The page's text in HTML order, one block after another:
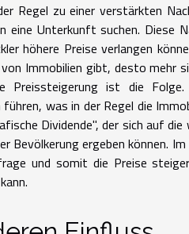
Regel zu einer verstärkten
eine Unterkunft suchen. Diese
höhere Preise verlangen
Immobilien gibt, desto mehr
ist die Folge.
was in der Regel die
Dividende", der sich auf
Bevölkerung ergeben können.
und somit die Preise